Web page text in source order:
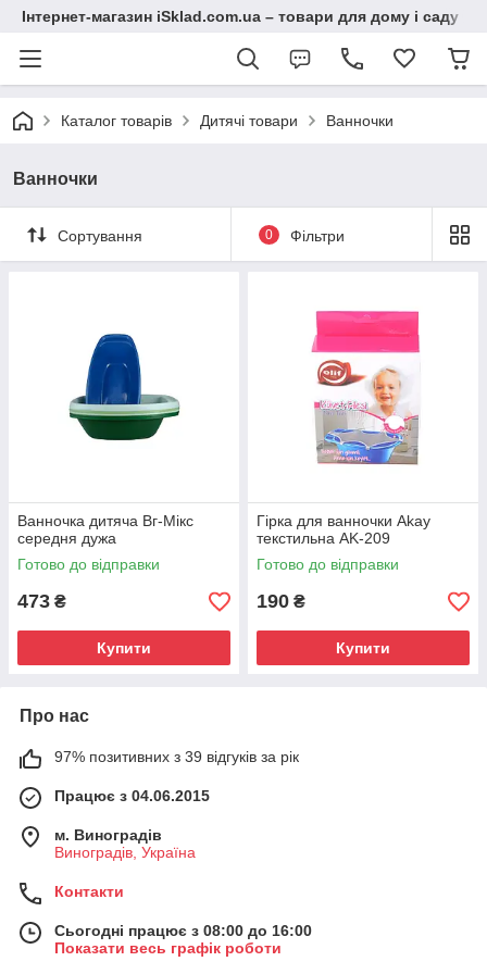
Інтернет-магазин iSklad.com.ua – товари для дому і саду
Каталог товарів Дитячі товари Ванночки
Ванночки
Сортування 0 Фільтри
Ванночка дитяча Вг-Мікс
середня дужа
Готово до відправки
473 ₴
Купити
Гірка для ванночки Akay
текстильна AK-209
Готово до відправки
190 ₴
Купити
Про нас
97% позитивних з 39 відгуків за рік
Працює з 04.06.2015
м. Виноградів
Виноградів, Україна
Контакти
Сьогодні працює з 08:00 до 16:00
Показати весь графік роботи